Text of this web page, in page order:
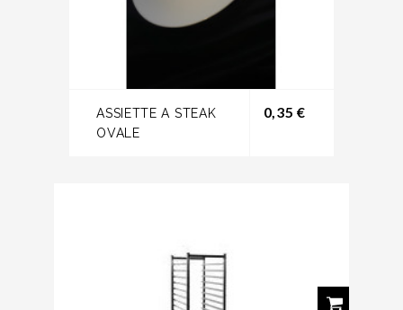
ASSIETTE A STEAK
OVALE
0,35 €Prix